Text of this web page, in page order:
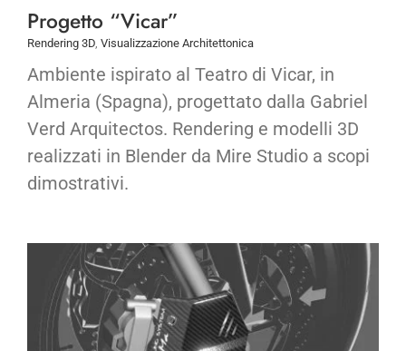
Progetto “Vicar”
Rendering 3D, Visualizzazione Architettonica
Ambiente ispirato al Teatro di Vicar, in
Almeria (Spagna), progettato dalla Gabriel
Verd Arquitectos. Rendering e modelli 3D
realizzati in Blender da Mire Studio a scopi
dimostrativi.